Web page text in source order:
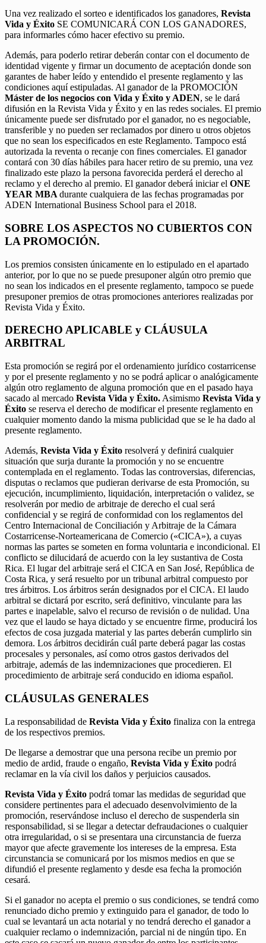
Una vez realizado el sorteo e identificados los ganadores, Revista
Vida y Éxito SE COMUNICARÁ CON LOS GANADORES,
para informarles cómo hacer efectivo su premio.
Además, para poderlo retirar deberán contar con el documento de
identidad vigente y firmar un documento de aceptación donde son
garantes de haber leído y entendido el presente reglamento y las
condiciones aquí estipuladas. Al ganador de la PROMOCIÓN
Máster de los negocios con Vida y Éxito y ADEN, se le dará
difusión en la Revista Vida y Éxito y en las redes sociales. El premio
únicamente puede ser disfrutado por el ganador, no es negociable,
transferible y no pueden ser reclamados por dinero u otros objetos
que no sean los especificados en este Reglamento. Tampoco está
autorizada la reventa o recanje con fines comerciales. El ganador
contará con 30 días hábiles para hacer retiro de su premio, una vez
finalizado este plazo la persona favorecida perderá el derecho al
reclamo y el derecho al premio. El ganador deberá iniciar el ONE
YEAR MBA durante cualquiera de las fechas programadas por
ADEN International Business School para el 2018.
SOBRE LOS ASPECTOS NO CUBIERTOS CON
LA PROMOCIÓN.
Los premios consisten únicamente en lo estipulado en el apartado
anterior, por lo que no se puede presuponer algún otro premio que
no sean los indicados en el presente reglamento, tampoco se puede
presuponer premios de otras promociones anteriores realizadas por
Revista Vida y Éxito.
DERECHO APLICABLE y CLÁUSULA
ARBITRAL
Esta promoción se regirá por el ordenamiento jurídico costarricense
y por el presente reglamento y no se podrá aplicar o analógicamente
algún otro reglamento de alguna promoción que en el pasado haya
sacado al mercado Revista Vida y Éxito. Asimismo Revista Vida y
Éxito se reserva el derecho de modificar el presente reglamento en
cualquier momento dando la misma publicidad que se le ha dado al
presente reglamento.
Además, Revista Vida y Éxito resolverá y definirá cualquier
situación que surja durante la promoción y no se encuentre
contemplada en el reglamento. Todas las controversias, diferencias,
disputas o reclamos que pudieran derivarse de esta Promoción, su
ejecución, incumplimiento, liquidación, interpretación o validez, se
resolverán por medio de arbitraje de derecho el cual será
confidencial y se regirá de conformidad con los reglamentos del
Centro Internacional de Conciliación y Arbitraje de la Cámara
Costarricense-Norteamericana de Comercio («CICA»), a cuyas
normas las partes se someten en forma voluntaria e incondicional. El
conflicto se dilucidará de acuerdo con la ley sustantiva de Costa
Rica. El lugar del arbitraje será el CICA en San José, República de
Costa Rica, y será resuelto por un tribunal arbitral compuesto por
tres árbitros. Los árbitros serán designados por el CICA. El laudo
arbitral se dictará por escrito, será definitivo, vinculante para las
partes e inapelable, salvo el recurso de revisión o de nulidad. Una
vez que el laudo se haya dictado y se encuentre firme, producirá los
efectos de cosa juzgada material y las partes deberán cumplirlo sin
demora. Los árbitros decidirán cuál parte deberá pagar las costas
procesales y personales, así como otros gastos derivados del
arbitraje, además de las indemnizaciones que procedieren. El
procedimiento de arbitraje será conducido en idioma español.
CLÁUSULAS GENERALES
La responsabilidad de Revista Vida y Éxito finaliza con la entrega
de los respectivos premios.
De llegarse a demostrar que una persona recibe un premio por
medio de ardid, fraude o engaño, Revista Vida y Éxito podrá
reclamar en la vía civil los daños y perjuicios causados.
Revista Vida y Éxito podrá tomar las medidas de seguridad que
considere pertinentes para el adecuado desenvolvimiento de la
promoción, reservándose incluso el derecho de suspenderla sin
responsabilidad, si se llegar a detectar defraudaciones o cualquier
otra irregularidad, o si se presentara una circunstancia de fuerza
mayor que afecte gravemente los intereses de la empresa. Esta
circunstancia se comunicará por los mismos medios en que se
difundió el presente reglamento y desde esa fecha la promoción
cesará.
Si el ganador no acepta el premio o sus condiciones, se tendrá como
renunciado dicho premio y extinguido para el ganador, de todo lo
cual se levantará un acta notarial y no tendrá derecho el ganador a
cualquier reclamo o indemnización, parcial ni de ningún tipo. En